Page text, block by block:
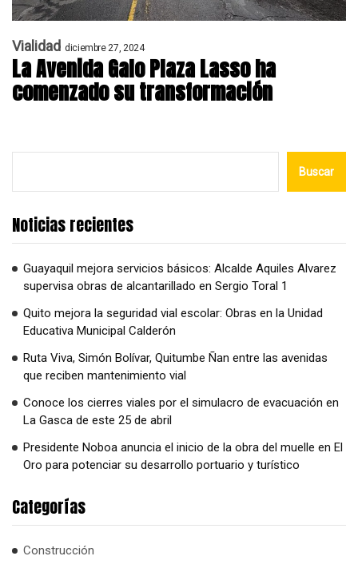
Vialidad diciembre 27, 2024
La Avenida Galo Plaza Lasso ha
comenzado su transformación
Buscar
Noticias recientes
Guayaquil mejora servicios básicos: Alcalde Aquiles Alvarez
supervisa obras de alcantarillado en Sergio Toral 1
Quito mejora la seguridad vial escolar: Obras en la Unidad
Educativa Municipal Calderón
Ruta Viva, Simón Bolívar, Quitumbe Ñan entre las avenidas
que reciben mantenimiento vial
Conoce los cierres viales por el simulacro de evacuación en
La Gasca de este 25 de abril
Presidente Noboa anuncia el inicio de la obra del muelle en El
Oro para potenciar su desarrollo portuario y turístico
Categorías
Construcción